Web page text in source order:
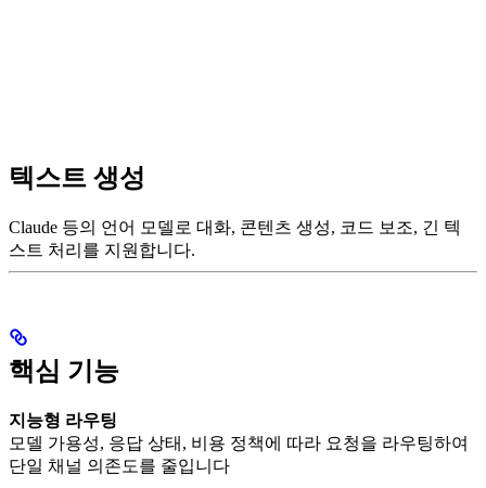
텍스트 생성
Claude 등의 언어 모델로 대화, 콘텐츠 생성, 코드 보조, 긴 텍
스트 처리를 지원합니다.
핵심 기능
지능형 라우팅
모델 가용성, 응답 상태, 비용 정책에 따라 요청을 라우팅하여
단일 채널 의존도를 줄입니다